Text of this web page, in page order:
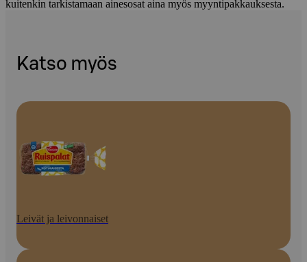
kuitenkin tarkistamaan ainesosat aina myös myyntipakkauksesta.
Katso myös
Leivät ja leivonnaiset